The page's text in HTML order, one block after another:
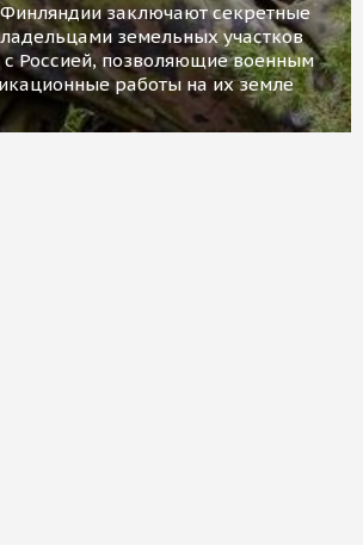
заключают секретные
земельных участков
Россией, позволяющие военным
работы на их земле